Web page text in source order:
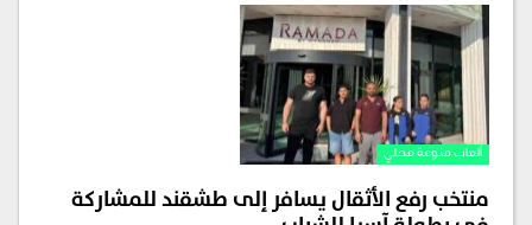
ألعاب منوعة محلي
منتخب رفع الأثقال يسافر إلى طشقند للمشاركة